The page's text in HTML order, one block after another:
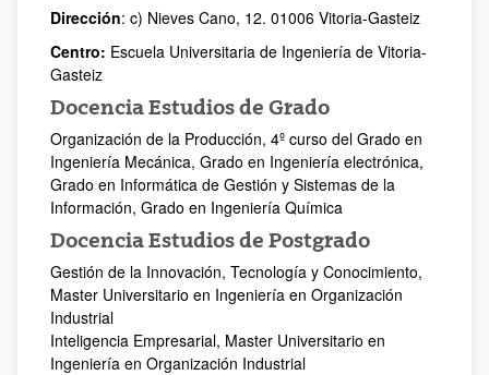
Dirección: c) Nieves Cano, 12. 01006 Vitoria-Gasteiz
Centro: Escuela Universitaria de Ingeniería de Vitoria-
Gasteiz
Docencia Estudios de Grado
Organización de la Producción, 4º curso del Grado en
Ingeniería Mecánica, Grado en Ingeniería electrónica,
Grado en Informática de Gestión y Sistemas de la
Información, Grado en Ingeniería Química
Docencia Estudios de Postgrado
Gestión de la Innovación, Tecnología y Conocimiento,
Master Universitario en Ingeniería en Organización
Industrial
Inteligencia Empresarial, Master Universitario en
Ingeniería en Organización Industrial